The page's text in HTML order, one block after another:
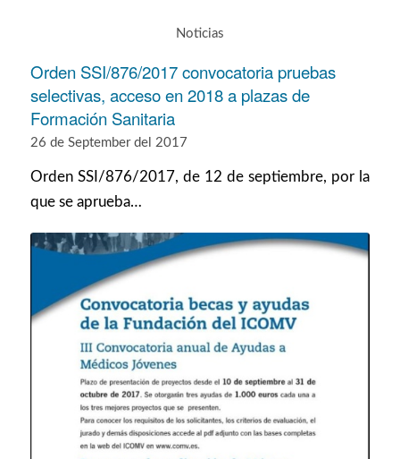
Noticias
Orden SSI/876/2017 convocatoria pruebas
selectivas, acceso en 2018 a plazas de
Formación Sanitaria
26 de September del 2017
Orden SSI/876/2017, de 12 de septiembre, por la
que se aprueba…